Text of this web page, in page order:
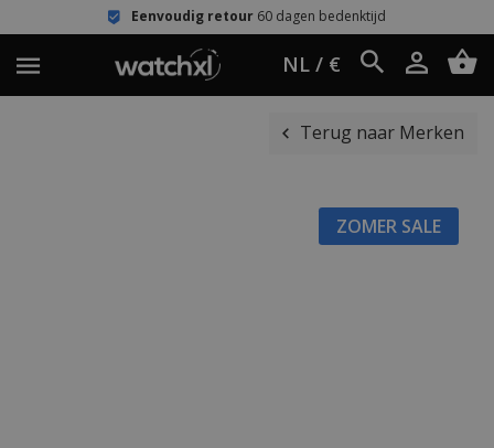
Eenvoudig retour60 dagen bedenktijd
NL / €
Terug naar Merken
ZOMER SALE